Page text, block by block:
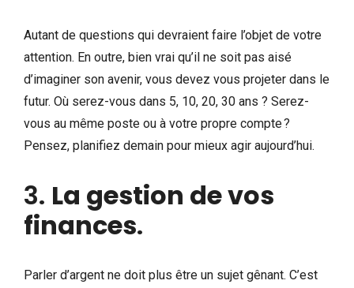
Autant de questions qui devraient faire l’objet de votre
attention. En outre, bien vrai qu’il ne soit pas aisé
d’imaginer son avenir, vous devez vous projeter dans le
futur. Où serez-vous dans 5, 10, 20, 30 ans ? Serez-
vous au même poste ou à votre propre compte ?
Pensez, planifiez demain pour mieux agir aujourd’hui.
3. La gestion de vos
finances.
Parler d’argent ne doit plus être un sujet gênant. C’est